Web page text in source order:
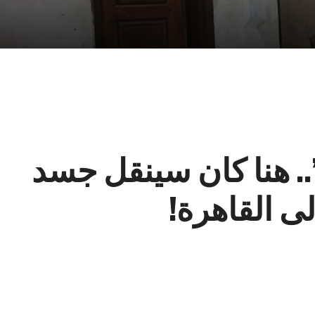
هنا كان سينقل جسد
القاهرة!